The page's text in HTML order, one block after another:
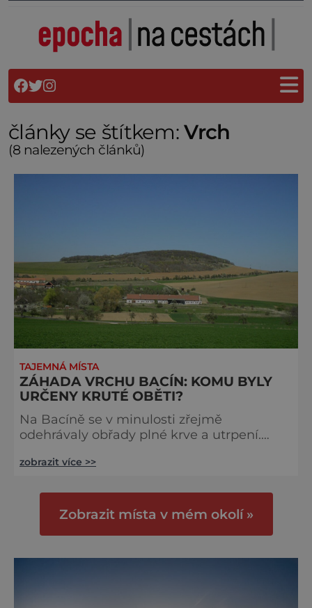
články se štítkem:Vrch
(8 nalezených článků)
TAJEMNÁ MÍSTA
ZÁHADA VRCHU BACÍN: KOMU BYLY
URČENY KRUTÉ OBĚTI?
Na Bacíně se v minulosti zřejmě
odehrávaly obřady plné krve a utrpení.
jako by je někdo sledoval… Bacín je jeden
nad Vinařicemi (12 kilometrů od Berouna) a
různé hypotézy uvádějí, že mohl být
Berounsko je kdysi údajně kolébkou Keltů.
zobrazit více >>
Zobrazit místa v mém okolí »